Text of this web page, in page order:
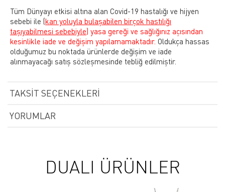
Tüm Dünyayı etkisi altına alan Covid-19 hastalığı ve hijyen
sebebi ile (kan yoluyla bulaşabilen birçok hastılığı
taşıyabilmesi sebebiyle) yasa gereği ve sağlığınız açısından
kesinlikle iade ve değişim yapılamamaktadır. Oldukça hassas
olduğumuz bu noktada ürünlerde değişim ve iade
alınmayacağı satış sözleşmesinde tebliğ edilmiştir.
TAKSIT SEÇENEKLERI
YORUMLAR
DUALI ÜRÜNLER